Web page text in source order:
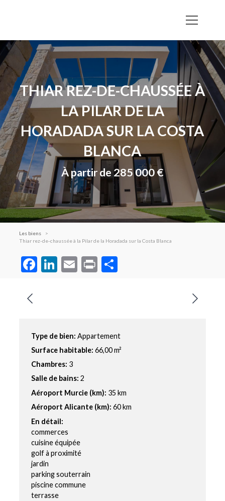
THIAR REZ-DE-CHAUSSÉE À
LA PILAR DE LA
HORADADA SUR LA COSTA
BLANCA
À partir de 285 000 €
Les biens
Thiar rez-de-chaussée à la Pilar de la Horadada sur la Costa Blanca
Facebook
LinkedIn
Email
Print
Type de bien: Appartement
Surface habitable: 66,00 m²
Chambres: 3
Salle de bains: 2
Aéroport Murcie (km): 35 km
Aéroport Alicante (km): 60 km
En détail:
commerces
cuisine équipée
golf à proximité
jardin
parking souterrain
piscine commune
terrasse